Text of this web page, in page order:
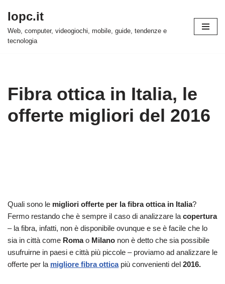
Vai
al
Iopc.it
Web, computer, videogiochi, mobile, guide, tendenze e
tecnologia
Fibra ottica in Italia, le
offerte migliori del 2016
Quali sono le migliori offerte per la fibra ottica in Italia?
Fermo restando che è sempre il caso di analizzare la copertura
– la fibra, infatti, non è disponibile ovunque e se è facile che lo
sia in città come Romao Milano non è detto che sia possibile
usufruirne in paesi e città più piccole – proviamo ad analizzare le
offerte per la migliore fibra otticapiù convenienti del 2016.